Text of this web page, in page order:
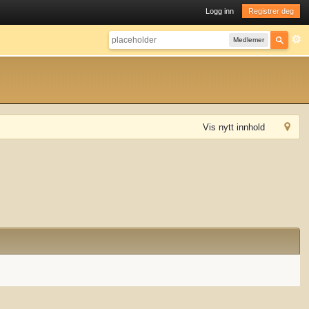
Logg inn Registrer deg
Medlemer
Vis nytt innhold